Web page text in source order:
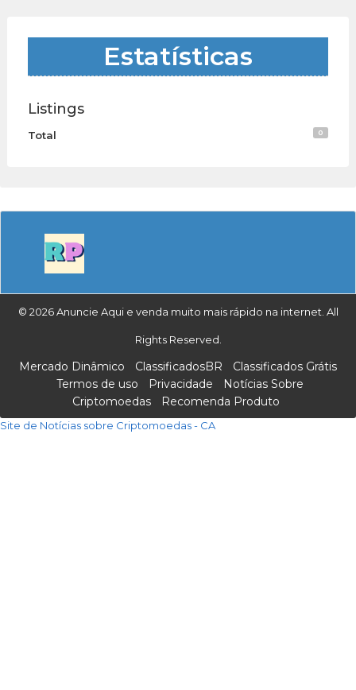
Estatísticas
Listings
Total 0
© 2026 Anuncie Aqui e venda muito mais rápido na internet. All
Rights Reserved.
Mercado Dinâmico ClassificadosBR
Classificados Grátis
Termos de uso
Privacidade
Notícias Sobre
Criptomoedas
Recomenda Produto
Site de Notícias sobre Criptomoedas - CA